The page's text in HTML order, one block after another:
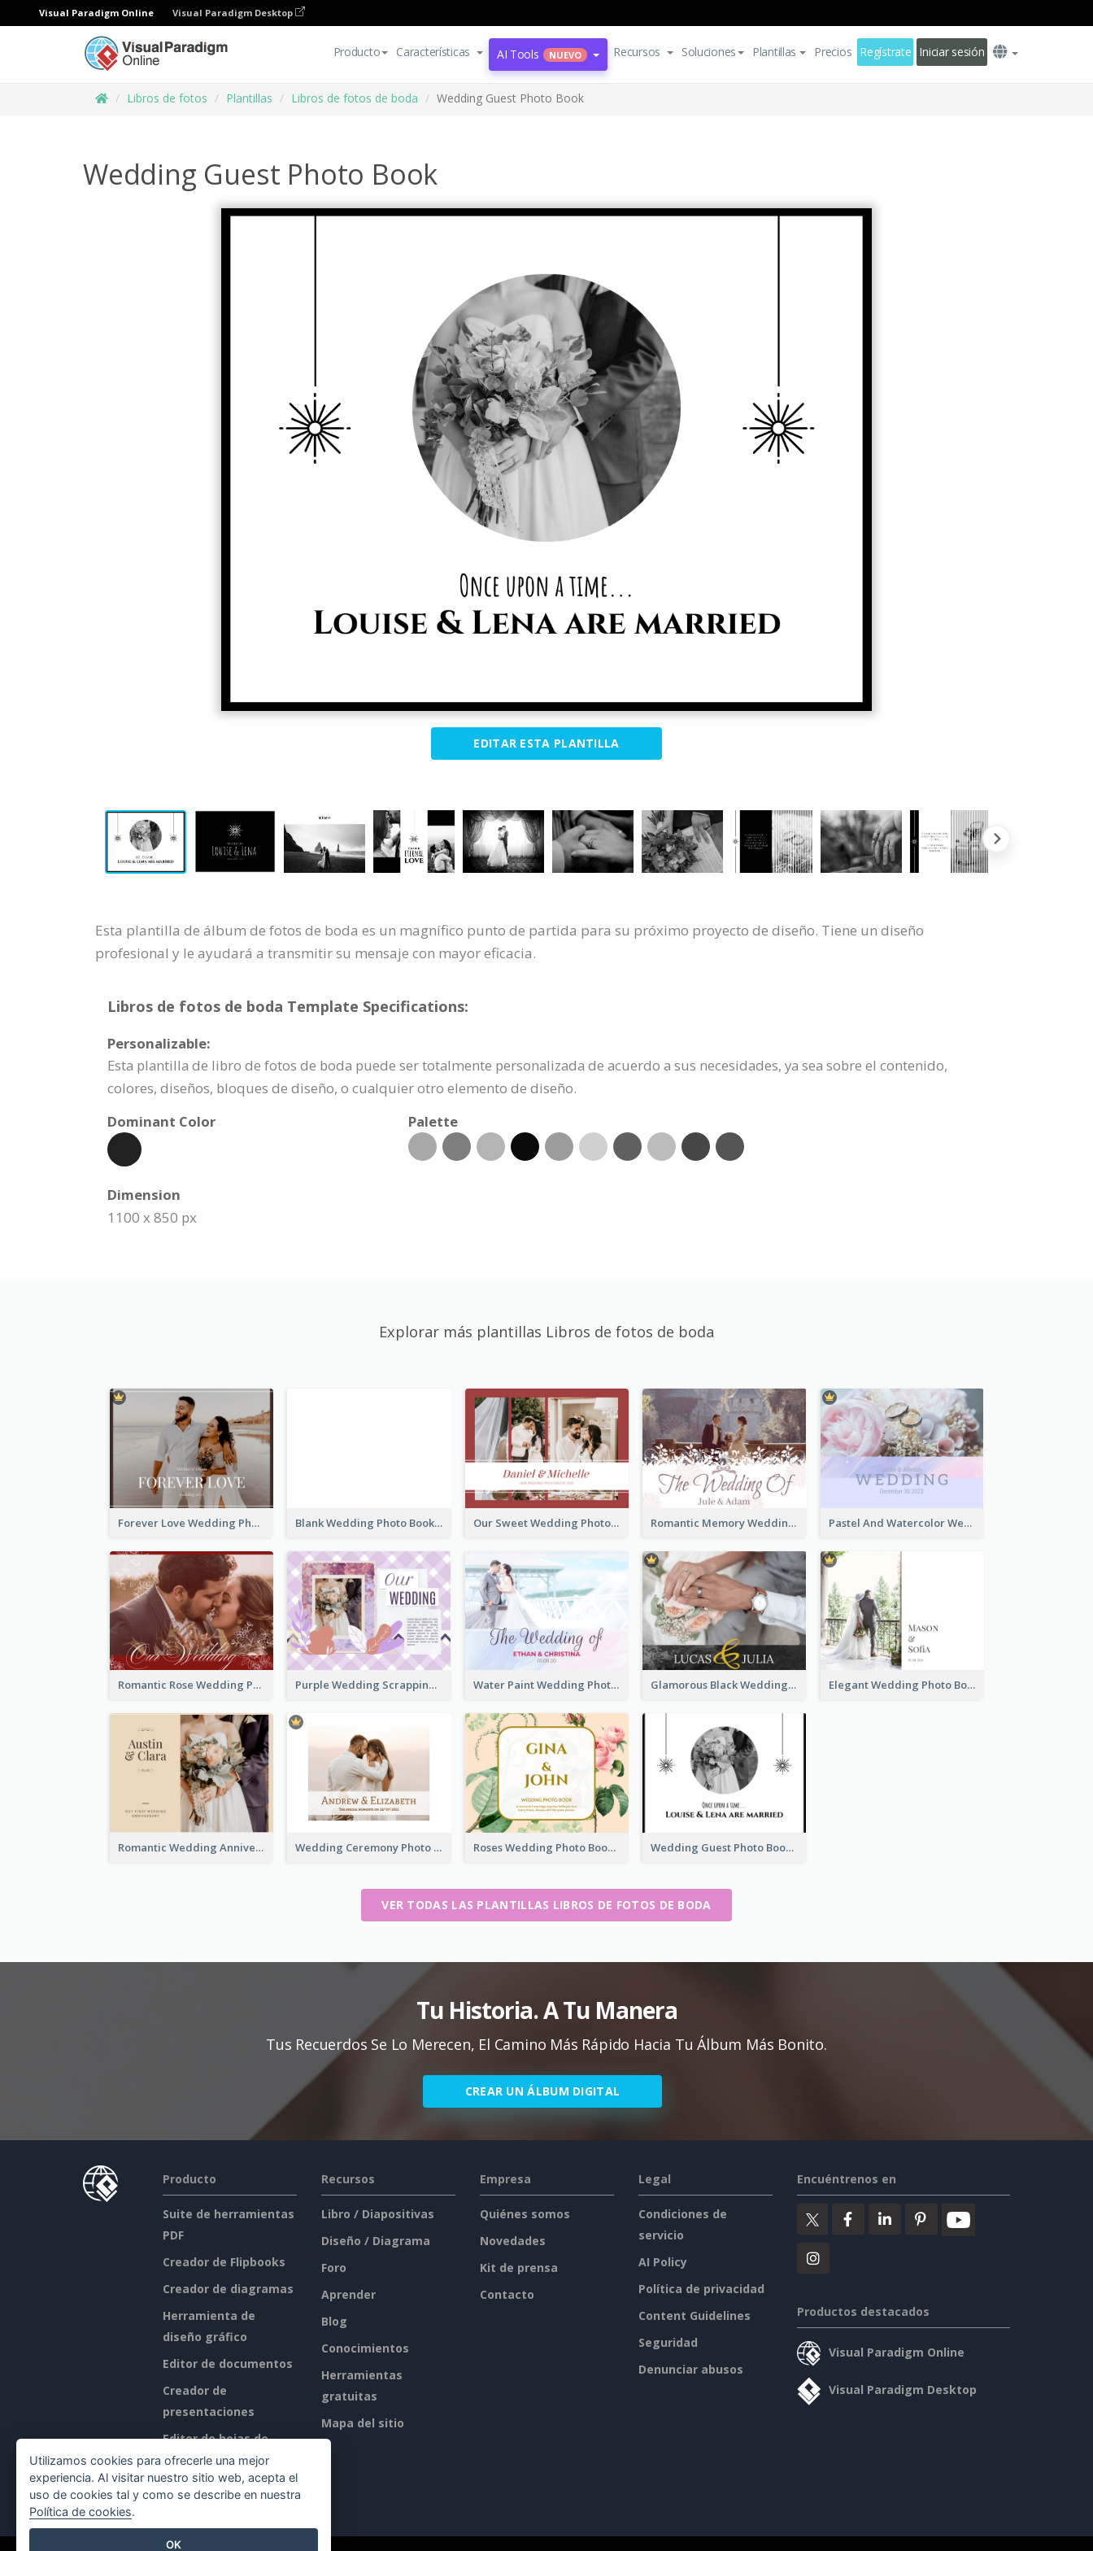
Visual Paradigm Online Visual Paradigm Desktop
Producto Características AI Tools NUEVO Recursos Soluciones Plantillas Precios Regístrate Iniciar sesión
Libros de fotos Plantillas Libros de fotos de boda Wedding Guest Photo Book
Wedding Guest Photo Book
EDITAR ESTA PLANTILLA
Esta plantilla de álbum de fotos de boda es un magnífico punto de partida para su próximo proyecto de diseño. Tiene un diseño
profesional y le ayudará a transmitir su mensaje con mayor eficacia.
Libros de fotos de boda Template Specifications:
Personalizable:
Esta plantilla de libro de fotos de boda puede ser totalmente personalizada de acuerdo a sus necesidades, ya sea sobre el contenido,
colores, diseños, bloques de diseño, o cualquier otro elemento de diseño.
Dominant Color
Palette
Dimension
1100 x 850 px
Explorar más plantillas Libros de fotos de boda
Forever Love Wedding Photo Book Blank Wedding Photo Book Our Sweet Wedding Photo Book Romantic Memory Wedding Photo Book Pastel And Watercolor Wedding Photo Book
Romantic Rose Wedding Photo Book Purple Wedding Scrapping Photo Book Water Paint Wedding Photo Book Glamorous Black Wedding Photo Book Elegant Wedding Photo Book
Romantic Wedding Anniversary Photo Book Wedding Ceremony Photo Book Roses Wedding Photo Book Wedding Guest Photo Book
VER TODAS LAS PLANTILLAS LIBROS DE FOTOS DE BODA
Tu Historia. A Tu Manera
Tus Recuerdos Se Lo Merecen, El Camino Más Rápido Hacia Tu Álbum Más Bonito.
CREAR UN ÁLBUM DIGITAL
Producto
Suite de herramientas
PDF
Creador de Flipbooks
Creador de diagramas
Herramienta de
diseño gráfico
Editor de documentos
Creador de
presentaciones
Editor de hojas de
cálculo
Precios
Recursos
Libro / Diapositivas
Diseño / Diagrama
Foro
Aprender
Blog
Conocimientos
Herramientas
gratuitas
Mapa del sitio
Empresa
Quiénes somos
Novedades
Kit de prensa
Contacto
Legal
Condiciones de
servicio
AI Policy
Política de privacidad
Content Guidelines
Seguridad
Denunciar abusos
Encuéntrenos en
Productos destacados
Visual Paradigm Online
Visual Paradigm Desktop
Utilizamos cookies para ofrecerle una mejor
experiencia. Al visitar nuestro sitio web, acepta el
uso de cookies tal y como se describe en nuestra
Política de cookies.
OK